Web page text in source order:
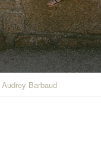
Audrey Barbaud